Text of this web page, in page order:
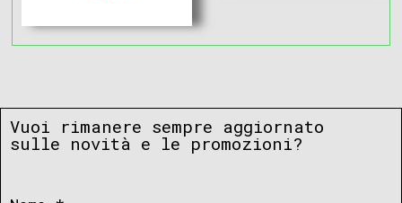
Vuoi rimanere sempre aggiornato
sulle novità e le promozioni?